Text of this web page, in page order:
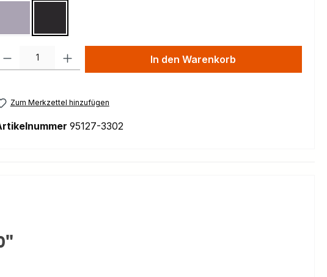
Produkt Anzahl: Gib den gewünschten Wert ein oder benutze die Schaltflächen
In den Warenkorb
Zum Merkzettel hinzufügen
95127-3302